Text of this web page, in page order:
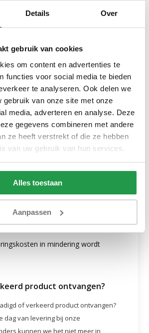
Details Over
gebruik van cookies
om content en advertenties te
functies voor social media te bieden
te analyseren. Ook delen we
gebruik van onze site met onze
media, adverteren en analyse. Deze
gegevens combineren met andere
ze heeft verstrekt of die ze hebben
van uw gebruik van hun services.
Alles toestaan
Aanpassen
onderdeel, diepe krassen,
essentiële accessoires zoals
of bevestigingsmateriaal).
het product niet meer als nieuw
kan worden (bijv. functionele
missende of zwaar beschadigde
kosten en waardevermindering
zorgvuldig en zorg ervoor dat het
wordt binnen 14 werkdagen
eventuele
in mindering wordt
product ontvangen?
of verkeerd product ontvangen?
dag van levering bij onze
kunnen we het niet meer in